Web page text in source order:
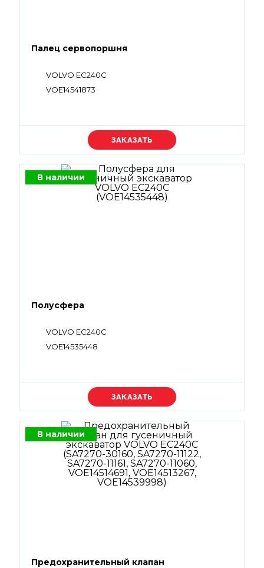
Палец сервопоршня
VOLVO EC240C
VOE14541873
Уточняйте цену
В наличии
Полусфера
VOLVO EC240C
VOE14535448
Уточняйте цену
В наличии
Предохранительный клапан